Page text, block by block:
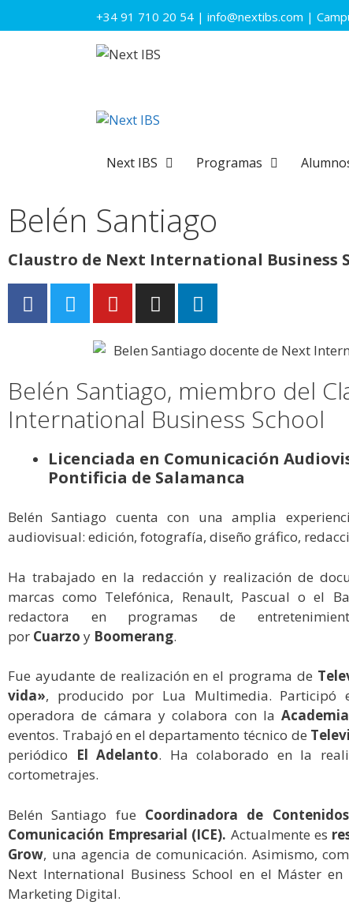
+34 91 710 20 54 | info@nextibs.com |
Next IBS Programas
Belén Santiago
Claustro de Next International Business
Belén Santiago, miembro del
International Business School
Licenciada en Comunicación
Pontificia de Salamanca
Belén Santiago cuenta con una amplia
audiovisual: edición, fotografía, diseño gráfico,
Ha trabajado en la redacción y realización de
marcas como Telefónica, Renault, Pascual o el
redactora en programas de
por Cuarzo y Boomerang.
Fue ayudante de realización en el programa de
vida», producido por Lua Multimedia. Participó
operadora de cámara y colabora con la
eventos. Trabajó en el departamento técnico de
periódico
El Adelanto. Ha colaborado en la
cortometrajes.
Belén Santiago fue Coordinadora de
Comunicación Empresarial (ICE). Actualmente es
Grow, una agencia de comunicación. Asimismo,
Next International Business School en el Máster
Marketing Digital.